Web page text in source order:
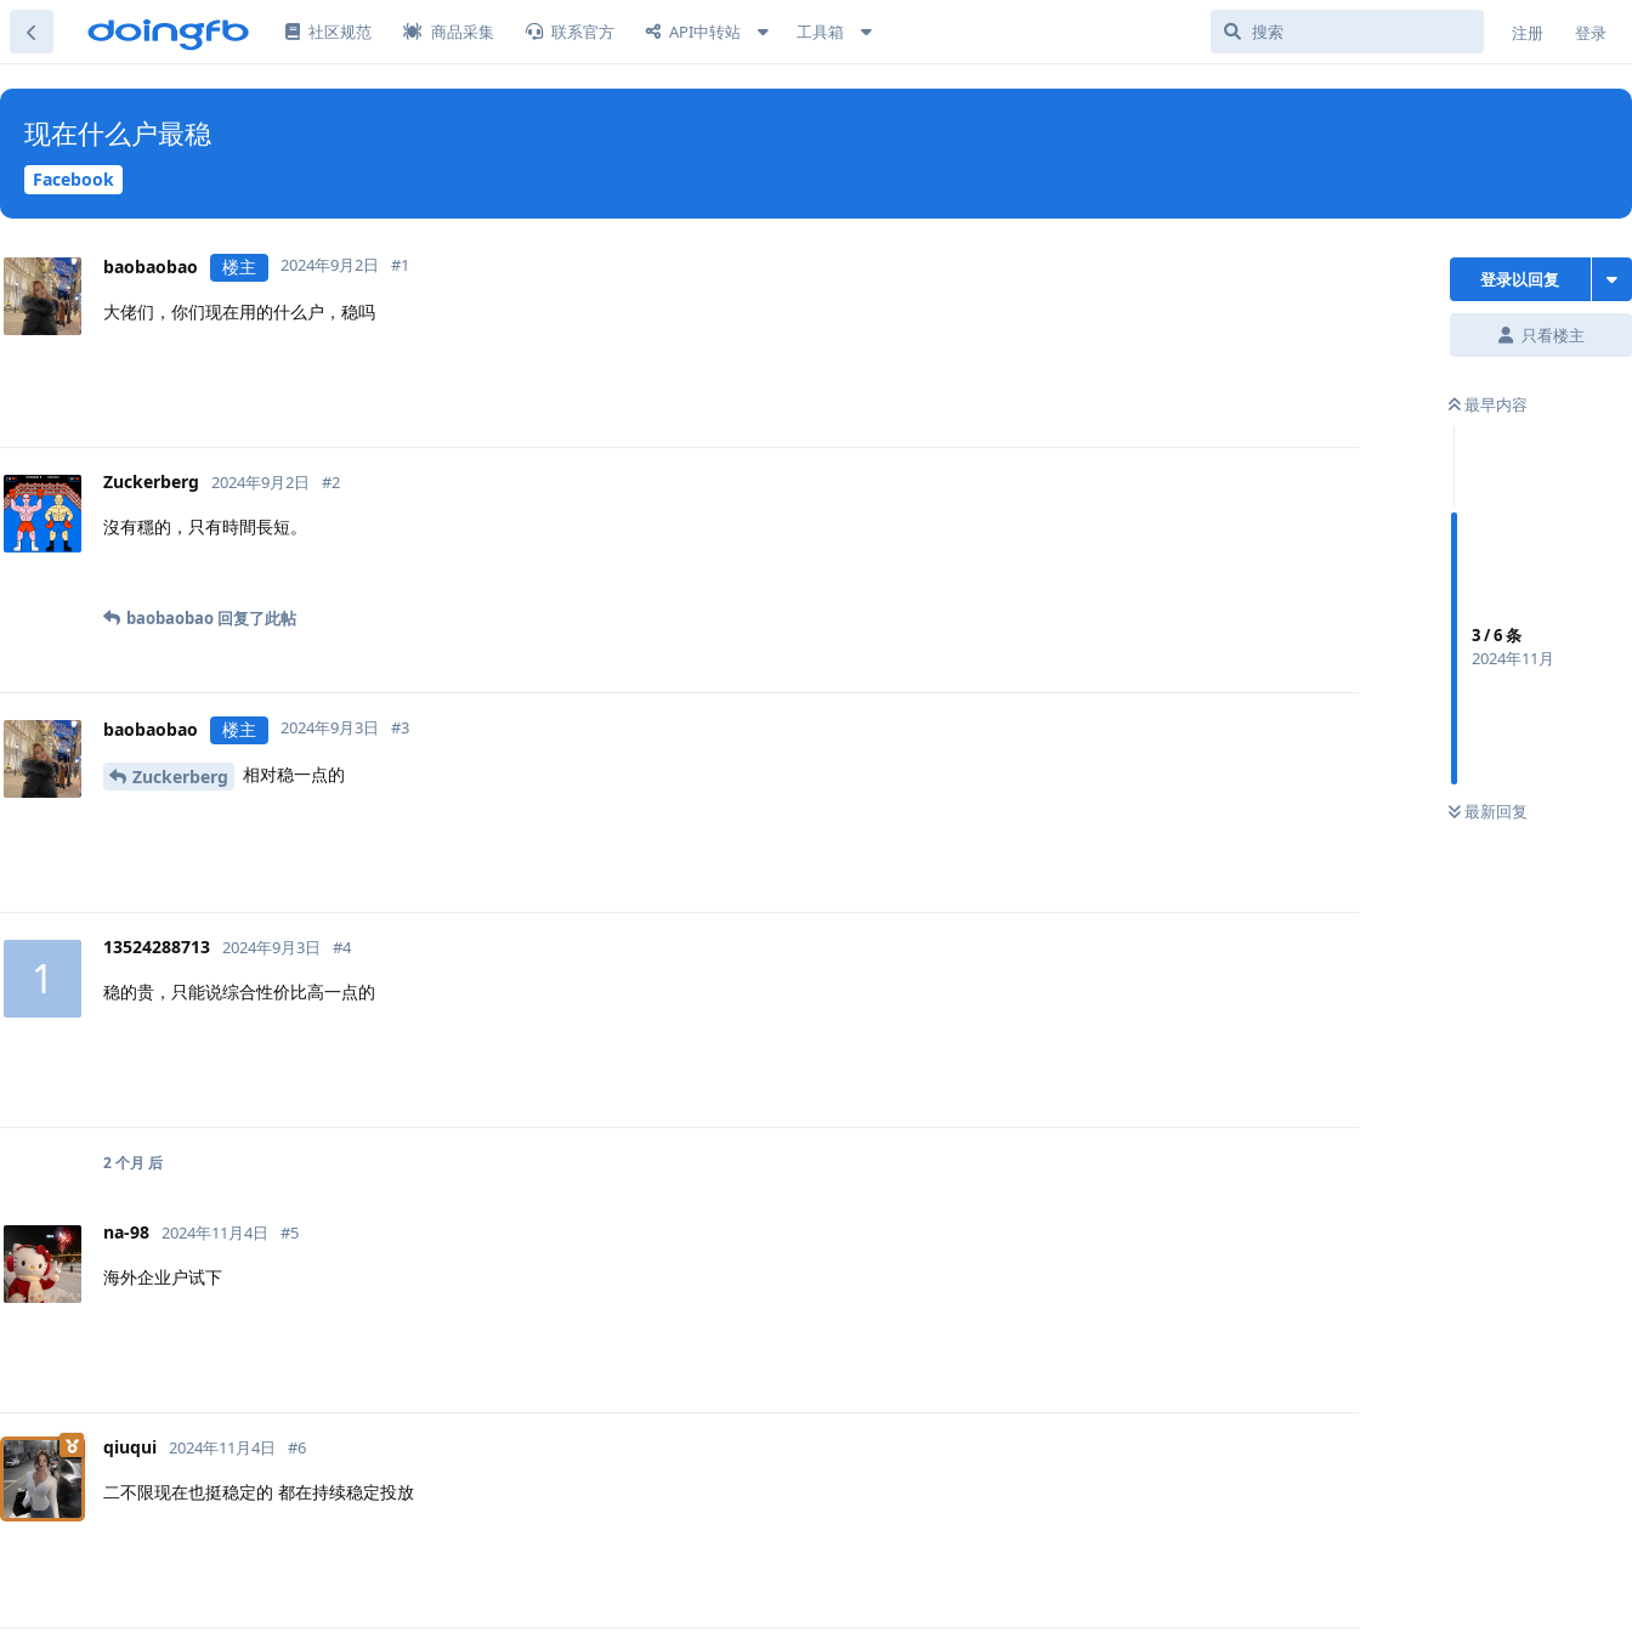
社区规范 商品采集 联系官方 API中转站 工具箱 注册 登录
Facebook
现在什么户最稳
登录以回复
只看楼主
最早内容
3/6条
2024年11月
最新回复
baobaobao 楼主 2024年9月2日 #1
大佬们，你们现在用的什么户，稳吗
Zuckerberg 2024年9月2日 #2
沒有穩的，只有時間長短。
baobaobao 回复了此帖
baobaobao 楼主 2024年9月3日 #3
Zuckerberg 相对稳一点的
1
13524288713 2024年9月3日 #4
稳的贵，只能说综合性价比高一点的
2 个月 后
na-98 2024年11月4日 #5
海外企业户试下
qiuqui 2024年11月4日 #6
二不限现在也挺稳定的 都在持续稳定投放